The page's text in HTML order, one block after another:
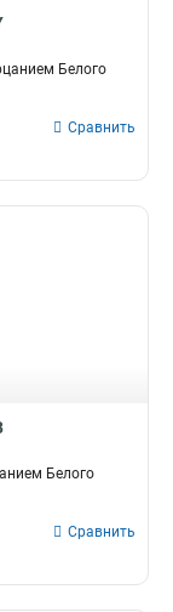
Белого
Сравнить
Белого
Сравнить